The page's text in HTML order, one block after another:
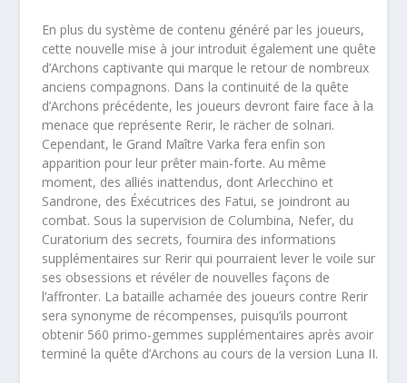
En plus du système de contenu généré par les joueurs,
cette nouvelle mise à jour introduit également une quête
d’Archons captivante qui marque le retour de nombreux
anciens compagnons. Dans la continuité de la quête
d’Archons précédente, les joueurs devront faire face à la
menace que représente Rerir, le rächer de solnari.
Cependant, le Grand Maître Varka fera enfin son
apparition pour leur prêter main-forte. Au même
moment, des alliés inattendus, dont Arlecchino et
Sandrone, des Éxécutrices des Fatui, se joindront au
combat. Sous la supervision de Columbina, Nefer, du
Curatorium des secrets, fournira des informations
supplémentaires sur Rerir qui pourraient lever le voile sur
ses obsessions et révéler de nouvelles façons de
l’affronter. La bataille acharnée des joueurs contre Rerir
sera synonyme de récompenses, puisqu’ils pourront
obtenir 560 primo-gemmes supplémentaires après avoir
terminé la quête d’Archons au cours de la version Luna II.